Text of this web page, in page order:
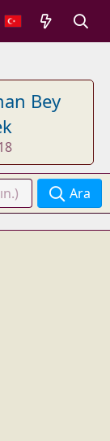
Bey
Ara